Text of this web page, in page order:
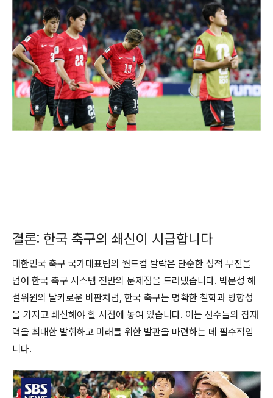
결론: 한국 축구의 쇄신이 시급합니다
대한민국 축구 국가대표팀의 월드컵 탈락은 단순한 성적 부진을
넘어 한국 축구 시스템 전반의 문제점을 드러냈습니다. 박문성 해
설위원의 날카로운 비판처럼, 한국 축구는 명확한 철학과 방향성
을 가지고 쇄신해야 할 시점에 놓여 있습니다. 이는 선수들의 잠재
력을 최대한 발휘하고 미래를 위한 발판을 마련하는 데 필수적입
니다.